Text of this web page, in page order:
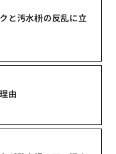
と汚水枡の反乱に立
由